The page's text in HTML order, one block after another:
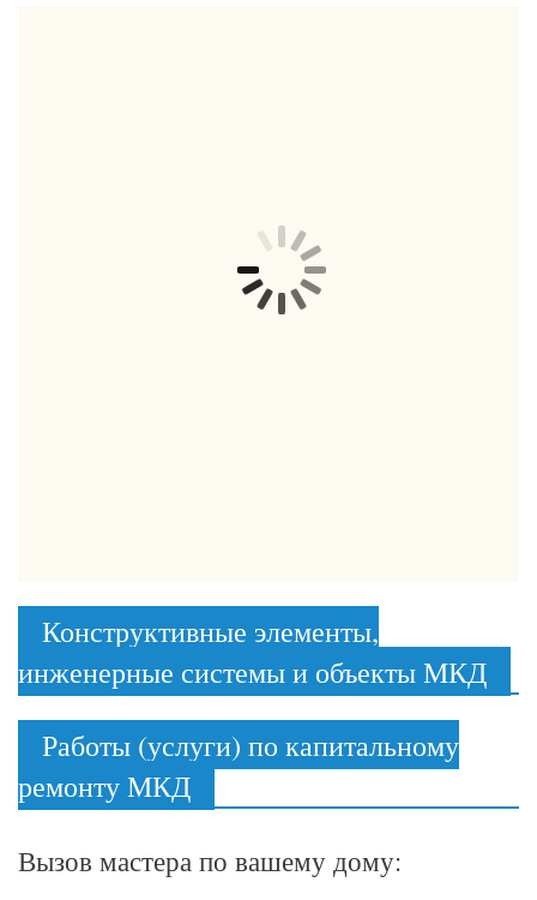
Конструктивные элементы,
инженерные системы и объекты МКД
Работы (услуги) по капитальному
ремонту МКД
Вызов мастера по вашему дому: